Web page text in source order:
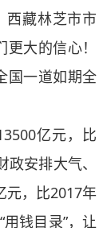
藏林芝市市
大的信心！
国一道如期全
亿元，比
安排大气、
元，比2017年
钱目录”，让